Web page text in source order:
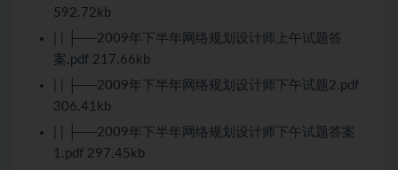
592.72kb
| | ├──2009年下半年网络规划设计师上午试题答
案.pdf 217.66kb
| | ├──2009年下半年网络规划设计师下午试题2.pdf
306.41kb
| | ├──2009年下半年网络规划设计师下午试题答案
1.pdf 297.45kb